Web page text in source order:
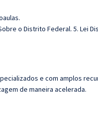
o Distrito Federal. 5. Lei
e com amplos
de maneira acelerada.